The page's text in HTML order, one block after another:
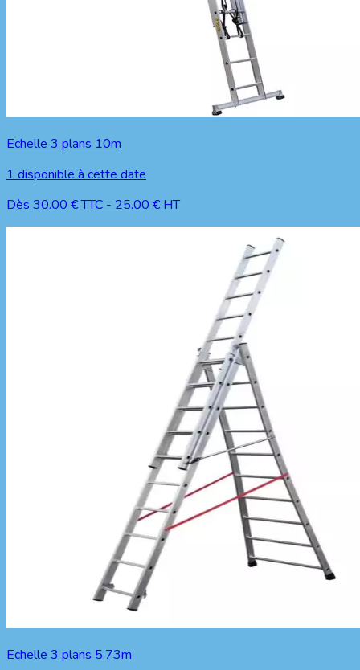
Echelle 3 plans 10m
1 disponible à cette date
Dès 30.00 € TTC - 25.00 € HT
Echelle 3 plans 5.73m